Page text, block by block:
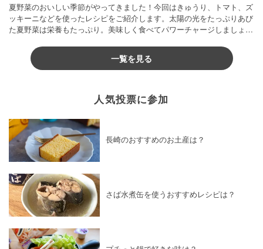
夏野菜のおいしい季節がやってきました！今回はきゅうり、トマト、ズ
ッキーニなどを使ったレシピをご紹介します。太陽の光をたっぷりあび
た夏野菜は栄養もたっぷり。美味しく食べてパワーチャージしましょう
一覧を見る
人気投票に参加
長崎のおすすめのお土産は？
さば水煮缶を使うおすすめレシピは？